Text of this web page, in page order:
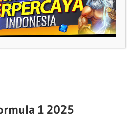
1 2025